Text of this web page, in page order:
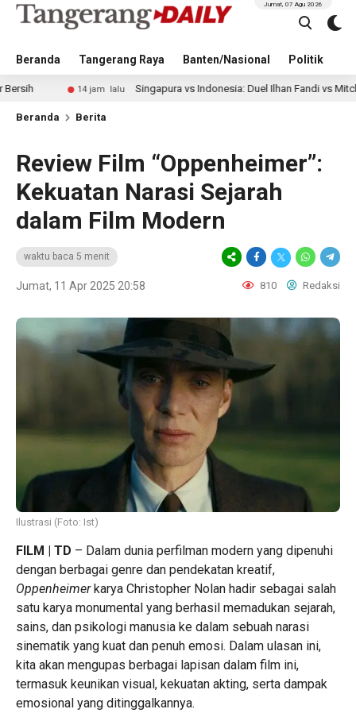
Beranda Tangerang Raya Banten/Nasional Politik
Jumat, 07 Agu 2026
14 jam lalu Singapura vs Indonesia: Duel Ilhan Fandi vs Mitchell Baker
Beranda Berita
Review Film “Oppenheimer”:
Kekuatan Narasi Sejarah
dalam Film Modern
waktu baca 5 menit
Jumat, 11 Apr 2025 20:58 810 Redaksi
Ilustrasi (Foto: Ist)
FILM | TD – Dalam dunia perfilman modern yang dipenuhi
dengan berbagai genre dan pendekatan kreatif,
Oppenheimerkarya Christopher Nolan hadir sebagai salah
satu karya monumental yang berhasil memadukan sejarah,
sains, dan psikologi manusia ke dalam sebuah narasi
sinematik yang kuat dan penuh emosi. Dalam ulasan ini,
kita akan mengupas berbagai lapisan dalam film ini,
termasuk keunikan visual, kekuatan akting, serta dampak
emosional yang ditinggalkannya.